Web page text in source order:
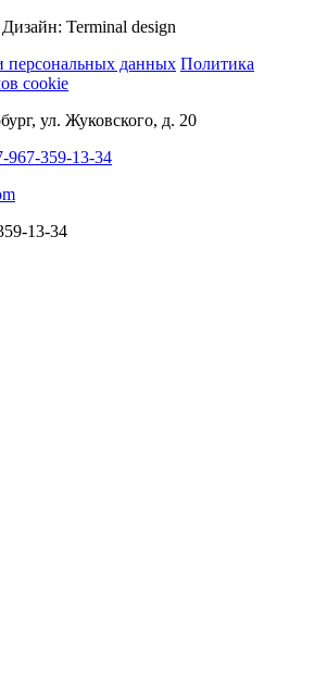
Дизайн: Terminal design
персональных данных Политика
cookie
ул. Жуковского, д. 20
967-359-13-34
13-34